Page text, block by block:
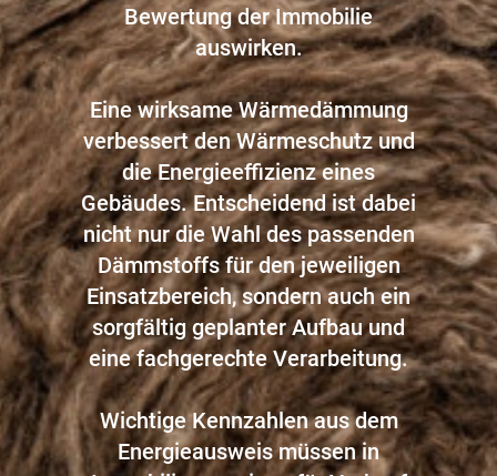
Bewertung der Immobilie
auswirken.
Eine wirksame Wärmedämmung
verbessert den Wärmeschutz und
die Energieeffizienz eines
Gebäudes. Entscheidend ist dabei
nicht nur die Wahl des passenden
Dämmstoffs für den jeweiligen
Einsatzbereich, sondern auch ein
sorgfältig geplanter Aufbau und
eine fachgerechte Verarbeitung.
Wichtige Kennzahlen aus dem
Energieausweis müssen in